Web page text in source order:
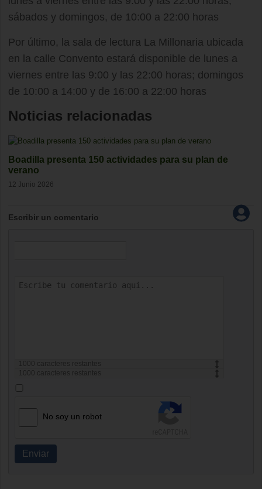
sábados y domingos, de 10:00 a 22:00 horas
Por último, la sala de lectura La Millonaria ubicada
en la calle Convento estará disponible de lunes a
viernes entre las 9:00 y las 22:00 horas; domingos
de 10:00 a 14:00 y de 16:00 a 22:00 horas
Noticias relacionadas
Boadilla presenta 150 actividades para su plan de
verano
12 Junio 2026
Escribir un comentario
caracteres restantes
caracteres restantes
No soy un robot
Enviar